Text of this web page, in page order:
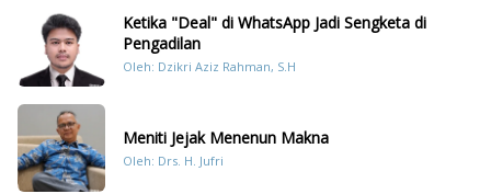
Ketika "Deal" di WhatsApp Jadi Sengketa di
Pengadilan
Oleh: Dzikri Aziz Rahman, S.H
Meniti Jejak Menenun Makna
Oleh: Drs. H. Jufri